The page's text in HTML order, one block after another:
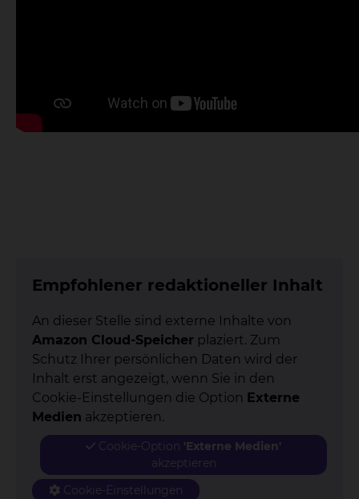
Empfohlener redaktioneller Inhalt
An dieser Stelle sind externe Inhalte von
Amazon Cloud-Speicher plaziert. Zum
Schutz Ihrer persönlichen Daten wird der
Inhalt erst angezeigt, wenn Sie in den
Cookie-Einstellungen die Option Externe
Medien akzeptieren.
Cookie-Option 'Externe Medien'
akzeptieren
Cookie-Einstellungen